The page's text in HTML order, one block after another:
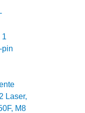
1
pin
Laser,
M8